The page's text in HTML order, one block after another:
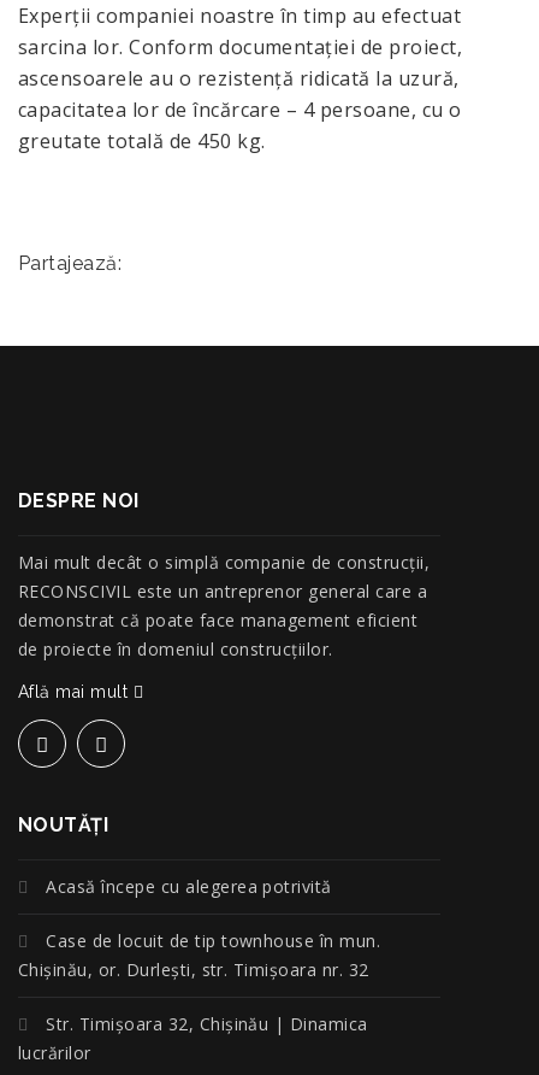
Experții companiei noastre în timp au efectuat
sarcina lor. Conform documentației de proiect,
ascensoarele au o rezistență ridicată la uzură,
capacitatea lor de încărcare – 4 persoane, cu o
greutate totală de 450 kg.
Partajează:
DESPRE NOI
Mai mult decât o simplă companie de construcţii,
RECONSCIVIL este un antreprenor general care a
demonstrat că poate face management eficient
de proiecte în domeniul construcțiilor.
Află mai mult
NOUTĂŢI
Acasă începe cu alegerea potrivită
Case de locuit de tip townhouse în mun.
Chișinău, or. Durlești, str. Timișoara nr. 32
Str. Timișoara 32, Chișinău | Dinamica
lucrărilor